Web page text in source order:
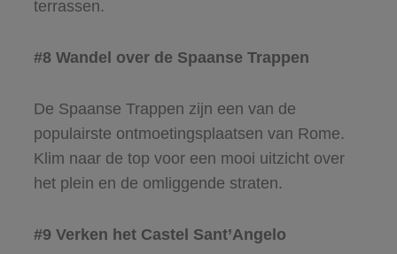
terrassen.
#8 Wandel over de Spaanse Trappen
De Spaanse Trappen zijn een van de
populairste ontmoetingsplaatsen van Rome.
Klim naar de top voor een mooi uitzicht over
het plein en de omliggende straten.
#9 Verken het Castel Sant’Angelo